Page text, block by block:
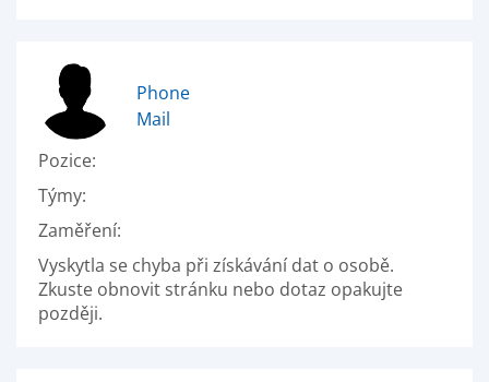
Phone
Mail
Pozice:
Týmy:
Zaměření:
Vyskytla se chyba při získávání dat o osobě.
Zkuste obnovit stránku nebo dotaz opakujte
později.